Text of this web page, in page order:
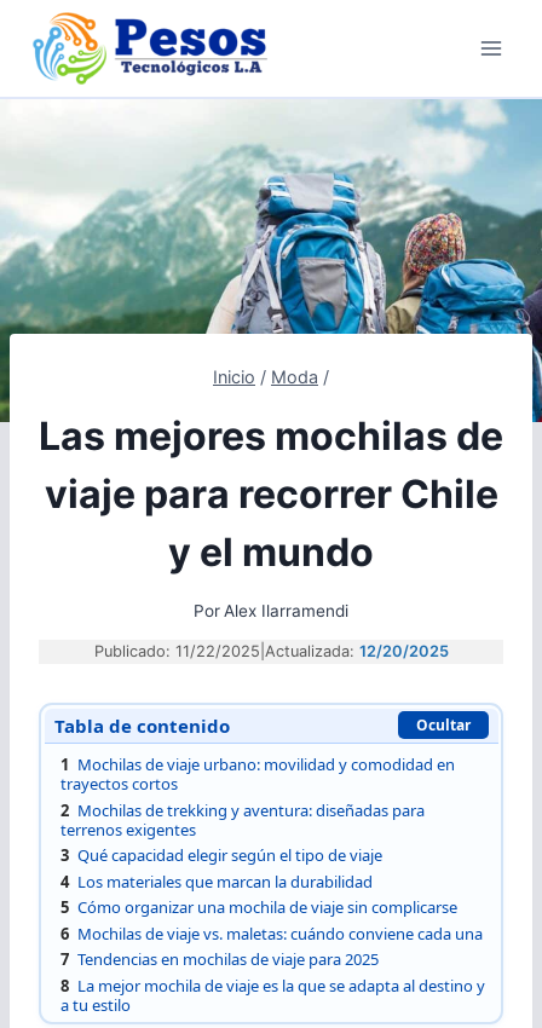
Saltar
contenido
Inicio / Moda /
Las mejores mochilas de
viaje para recorrer Chile
y el mundo
PorAlex Ilarramendi
Publicado: 11/22/2025 Actualizada: 12/20/2025
Tabla de contenido Ocultar
1 Mochilas de viaje urbano: movilidad y comodidad en
trayectos cortos
2 Mochilas de trekking y aventura: diseñadas para
terrenos exigentes
3 Qué capacidad elegir según el tipo de viaje
4 Los materiales que marcan la durabilidad
5 Cómo organizar una mochila de viaje sin complicarse
6 Mochilas de viaje vs. maletas: cuándo conviene cada una
7 Tendencias en mochilas de viaje para 2025
8 La mejor mochila de viaje es la que se adapta al destino y
a tu estilo